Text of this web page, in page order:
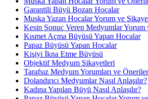
Garantili Büyü Bozan Hocalar
Muska Yazan Hocalar Yorum ve
Kesin Sonuç Veren Medyumlar Yorum
Kısmet Açma Büyüsü Yapan Hocalar
Papaz Büyüsü Yapan Hocalar
Kişiyi İkna Etme Büyüsü
Objektif Medyum Şikayetleri
Tarafsız Medyum Yorumları ve
Dolandırıcı Medyumlar Nasıl Anlaşılır?
Kadına Yapılan Büyü Nasıl Anlaşılır?